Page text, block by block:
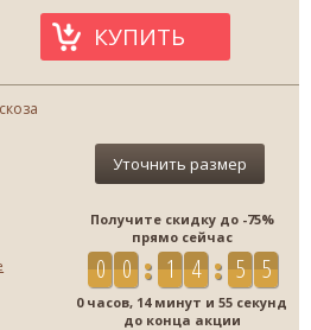
КУПИТЬ
Уточнить размер
Получите скидку до -75%
прямо сейчас
0 0 1 4 5 5
0 часов, 14 минут и 54 секунд
до конца акции